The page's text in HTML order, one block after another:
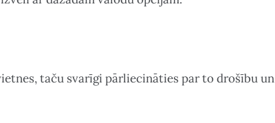
taču svarīgi pārliecināties par to drošību un